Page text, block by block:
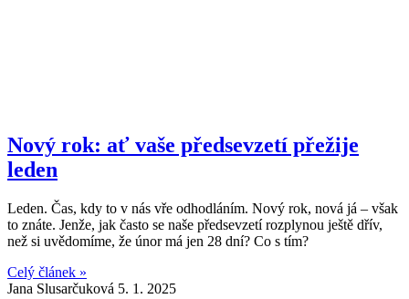
Nový rok: ať vaše předsevzetí přežije
leden
Leden. Čas, kdy to v nás vře odhodláním. Nový rok, nová já – však
to znáte. Jenže, jak často se naše předsevzetí rozplynou ještě dřív,
než si uvědomíme, že únor má jen 28 dní? Co s tím?
Celý článek »
Jana Slusarčuková 5. 1. 2025